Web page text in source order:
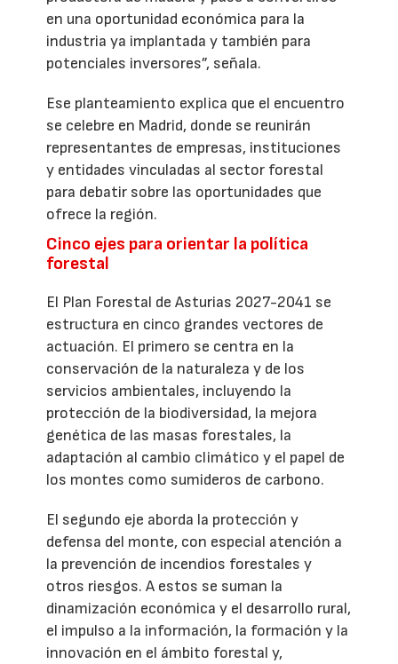
en una oportunidad económica para la
industria ya implantada y también para
potenciales inversores”, señala.
Ese planteamiento explica que el encuentro
se celebre en Madrid, donde se reunirán
representantes de empresas, instituciones
y entidades vinculadas al sector forestal
para debatir sobre las oportunidades que
ofrece la región.
Cinco ejes para orientar la política
forestal
El Plan Forestal de Asturias 2027-2041 se
estructura en cinco grandes vectores de
actuación. El primero se centra en la
conservación de la naturaleza y de los
servicios ambientales, incluyendo la
protección de la biodiversidad, la mejora
genética de las masas forestales, la
adaptación al cambio climático y el papel de
los montes como sumideros de carbono.
El segundo eje aborda la protección y
defensa del monte, con especial atención a
la prevención de incendios forestales y
otros riesgos. A estos se suman la
dinamización económica y el desarrollo rural,
el impulso a la información, la formación y la
innovación en el ámbito forestal y,